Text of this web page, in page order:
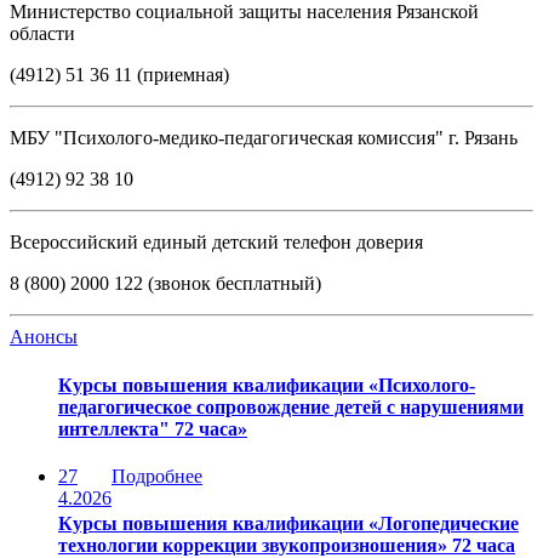
Министерство социальной защиты населения Рязанской
области
(4912) 51 36 11 (приемная)
МБУ "Психолого-медико-педагогическая комиссия" г. Рязань
(4912) 92 38 10
Всероссийский единый детский телефон доверия
8 (800) 2000 122 (звонок бесплатный)
Анонсы
Курсы повышения квалификации «Психолого-
педагогическое сопровождение детей с нарушениями
интеллекта" 72 часа»
27
4.2026
Подробнее
Курсы повышения квалификации «Логопедические
технологии коррекции звукопроизношения» 72 часа